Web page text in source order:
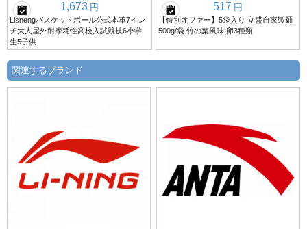
1,673 円
Lishengバスケットボール公式本革7イン
チ大人屋外耐摩耗性高校入試競技6小学
生5子供
517 円
【特別オファー】5袋入り 立盛自家製麺
500g/袋 竹の葉風味 卵3種類
関連するブランド